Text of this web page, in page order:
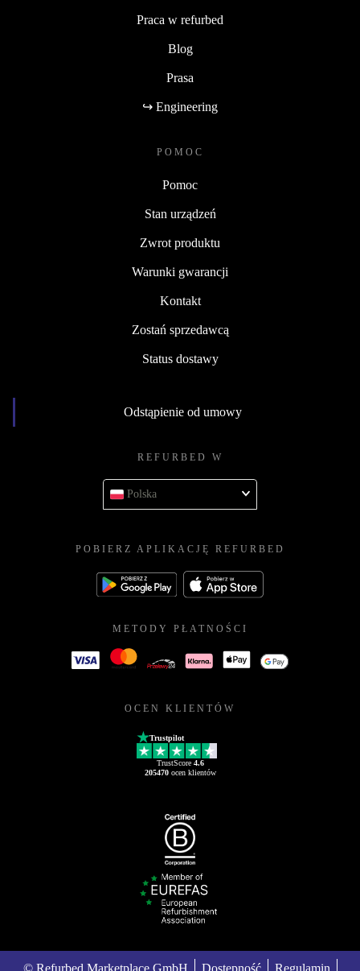
Praca w refurbed
Blog
Prasa
↪ Engineering
POMOC
Pomoc
Stan urządzeń
Zwrot produktu
Warunki gwarancji
Kontakt
Zostań sprzedawcą
Status dostawy
Odstąpienie od umowy
REFURBED W
Polska
POBIERZ APLIKACJĘ REFURBED
METODY PŁATNOŚCI
OCEN KLIENTÓW
Trustpilot
TrustScore 4.6
205470ocen klientów
© Refurbed Marketplace GmbH Dostępność Regulamin